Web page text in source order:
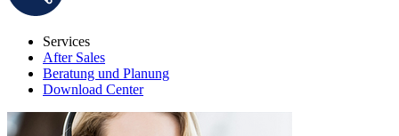
Services
After Sales
Beratung und Planung
Download Center